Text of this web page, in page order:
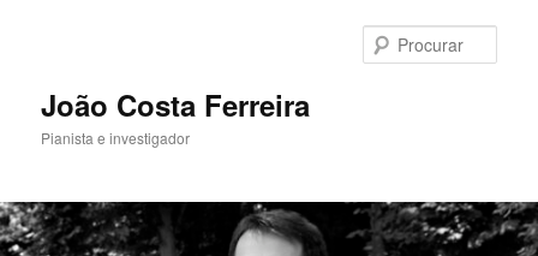
primárioJoão Costa Ferreira
Pianista e investigador